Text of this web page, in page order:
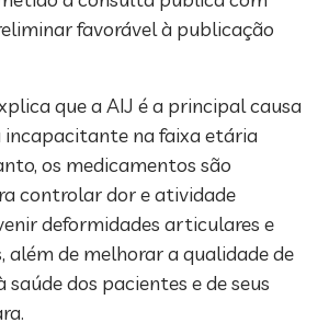
favorável à publicação
que a AIJ é a principal causa
na faixa etária
os medicamentos são
controlar dor e atividade
deformidades articulares e
além de melhorar a qualidade de
dos pacientes e de seus